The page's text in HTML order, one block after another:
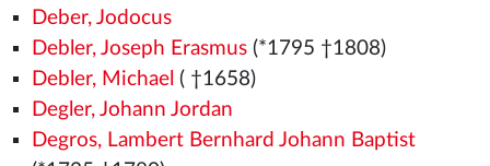
Deber, Jodocus
Debler, Joseph Erasmus(*1795 †1808)
Debler, Michael ( †1658)
Degler, Johann Jordan
Degros, Lambert Bernhard Johann Baptist